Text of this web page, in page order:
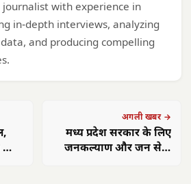
journalist with experience in
in-depth interviews, analyzing
and producing compelling
अगली खबर →
मध्य प्रदेश सरकार के लिए
जनकल्याण और जन सेवा